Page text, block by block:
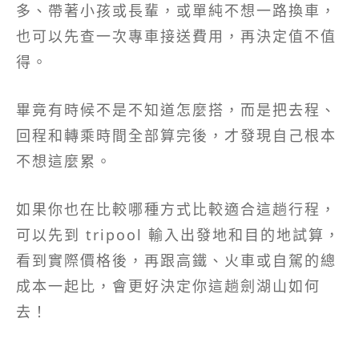
多、帶著小孩或長輩，或單純不想一路換車，
也可以先查一次專車接送費用，再決定值不值
得。
畢竟有時候不是不知道怎麼搭，而是把去程、
回程和轉乘時間全部算完後，才發現自己根本
不想這麼累。
如果你也在比較哪種方式比較適合這趟行程，
可以先到 tripool 輸入出發地和目的地試算，
看到實際價格後，再跟高鐵、火車或自駕的總
成本一起比，會更好決定你這趟劍湖山如何
去！